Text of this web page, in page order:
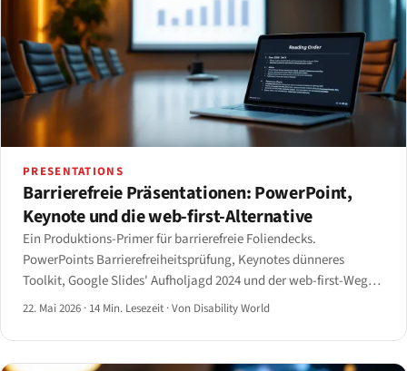
PRESENTATIONS
Barrierefreie Präsentationen: PowerPoint,
Keynote und die web-first-Alternative
Ein Produktions-Primer für barrierefreie Foliendecks.
PowerPoints Barrierefreiheitsprüfung, Keynotes dünneres
Toolkit, Google Slides' Aufholjagd 2024 und der web-first-Weg
mit Reveal.js, Slidev und Marp — mit einem Entscheidungsbaum
22. Mai 2026 · 14 Min. Lesezeit ·Von Disability World